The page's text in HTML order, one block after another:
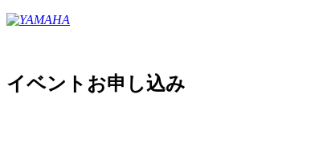
イベントお申し込み